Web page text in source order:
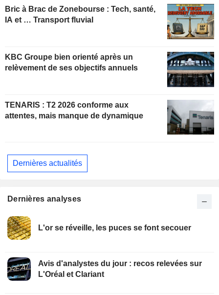
Bric à Brac de Zonebourse : Tech, santé,
IA et … Transport fluvial
KBC Groupe bien orienté après un
relèvement de ses objectifs annuels
TENARIS : T2 2026 conforme aux
attentes, mais manque de dynamique
Dernières actualités
Dernières analyses
L'or se réveille, les puces se font secouer
Avis d'analystes du jour : recos relevées sur
L'Oréal et Clariant